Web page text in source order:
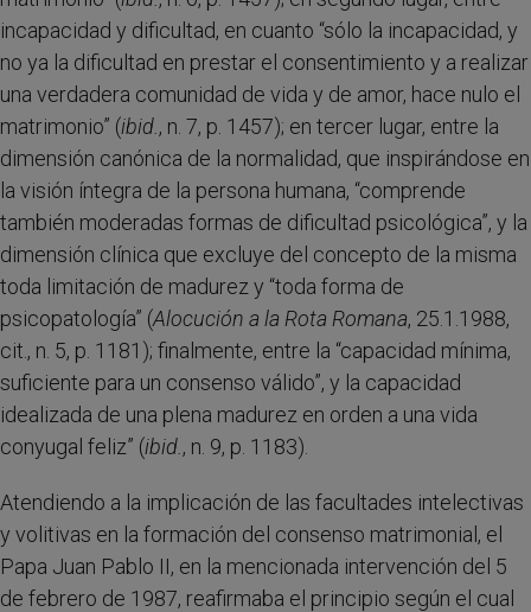
incapacidad y dificultad, en cuanto “sólo la incapacidad, y
no ya la dificultad en prestar el consentimiento y a realizar
una verdadera comunidad de vida y de amor, hace nulo el
matrimonio” (ibid. , n. 7, p. 1457); en tercer lugar, entre la
dimensión canónica de la normalidad, que inspirándose en
la visión íntegra de la persona humana, “comprende
también moderadas formas de dificultad psicológica”, y la
dimensión clínica que excluye del concepto de la misma
toda limitación de madurez y “toda forma de
psicopatología” (Alocución a la Rota Romana, 25.1.1988,
cit., n. 5, p. 1181); finalmente, entre la “capacidad mínima,
suficiente para un consenso válido”, y la capacidad
idealizada de una plena madurez en orden a una vida
conyugal feliz” (ibid. , n. 9, p. 1183).
Atendiendo a la implicación de las facultades intelectivas
y volitivas en la formación del consenso matrimonial, el
Papa Juan Pablo II, en la mencionada intervención del 5
de febrero de 1987, reafirmaba el principio según el cual